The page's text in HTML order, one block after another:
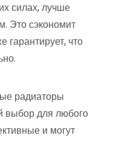
силах, лучше
Это сэкономит
гарантирует, что
радиаторы
выбор для любого
и могут